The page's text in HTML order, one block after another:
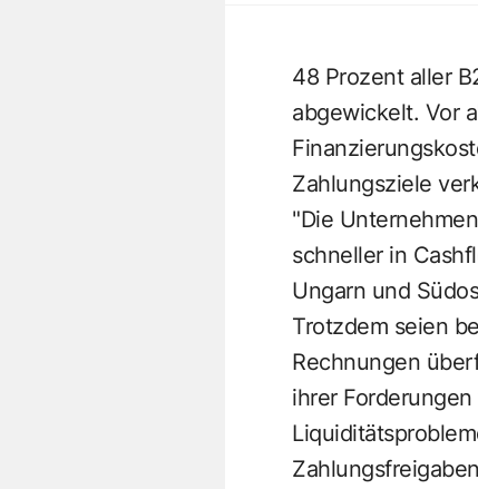
48 Prozent aller
abgewickelt. Vor
Zahlungsziele
"Die
schneller in
Ungarn und
Trotzdem seien
Rechnungen
ihrer